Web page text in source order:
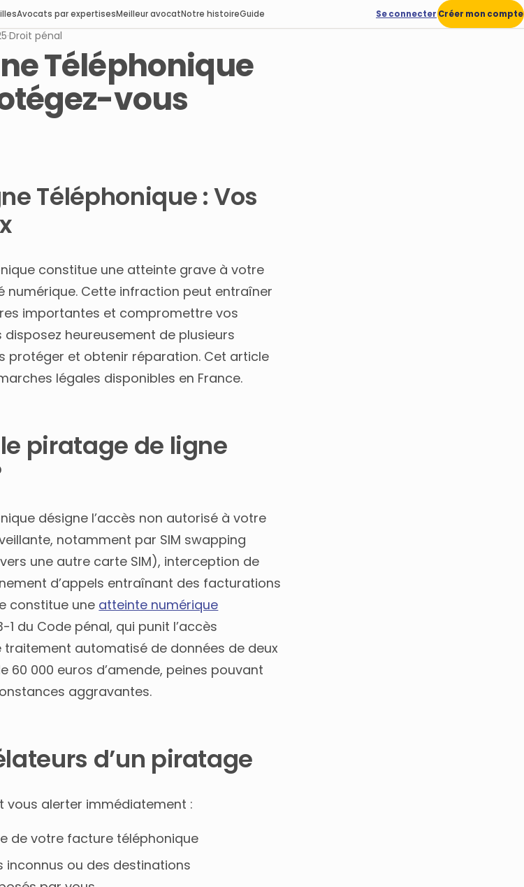
Avocats par expertisesMeilleur avocatNotre histoireGuide Se connecter Créer mon compte
·Droit pénal
Téléphonique
vous
Téléphonique : Vos
constitue une atteinte grave à votre
numérique. Cette infraction peut entraîner
importantes et compromettre vos
disposez heureusement de plusieurs
protéger et obtenir réparation. Cet article
légales disponibles en France.
piratage de ligne
désigne l’accès non autorisé à votre
notamment par SIM swapping
une autre carte SIM), interception de
d’appels entraînant des facturations
constitue une atteinte numérique
du Code pénal, qui punit l’accès
automatisé de données de deux
60 000 euros d’amende, peines pouvant
aggravantes.
d’un piratage
vous alerter immédiatement :
de votre facture téléphonique
inconnus ou des destinations